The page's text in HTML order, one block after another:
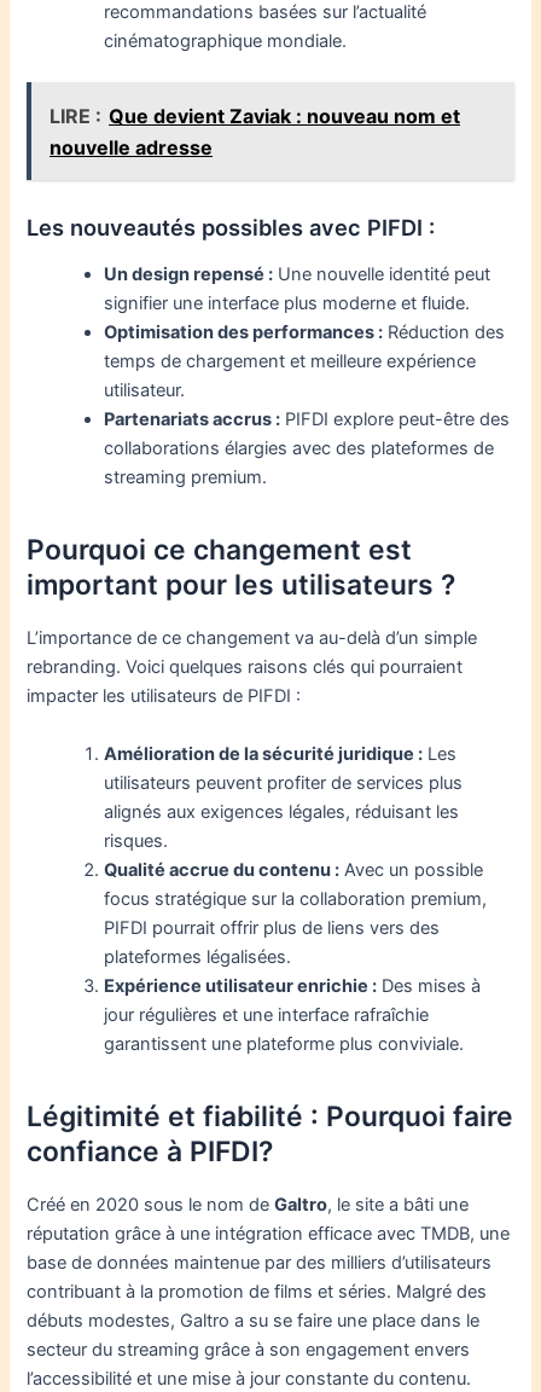
recommandations basées sur l’actualité
cinématographique mondiale.
LIRE : Que devient Zaviak : nouveau nom et
nouvelle adresse
Les nouveautés possibles avec PIFDI :
Un design repensé : Une nouvelle identité peut
signifier une interface plus moderne et fluide.
Optimisation des performances : Réduction des
temps de chargement et meilleure expérience
utilisateur.
Partenariats accrus : PIFDI explore peut-être des
collaborations élargies avec des plateformes de
streaming premium.
Pourquoi ce changement est
important pour les utilisateurs ?
L’importance de ce changement va au-delà d’un simple
rebranding. Voici quelques raisons clés qui pourraient
impacter les utilisateurs de PIFDI :
Amélioration de la sécurité juridique : Les
utilisateurs peuvent profiter de services plus
alignés aux exigences légales, réduisant les
risques.
Qualité accrue du contenu : Avec un possible
focus stratégique sur la collaboration premium,
PIFDI pourrait offrir plus de liens vers des
plateformes légalisées.
Expérience utilisateur enrichie : Des mises à
jour régulières et une interface rafraîchie
garantissent une plateforme plus conviviale.
Légitimité et fiabilité : Pourquoi faire
confiance à PIFDI?
Créé en 2020 sous le nom deGaltro, le site a bâti une
réputation grâce à une intégration efficace avec TMDB, une
base de données maintenue par des milliers d’utilisateurs
contribuant à la promotion de films et séries. Malgré des
débuts modestes, Galtro a su se faire une place dans le
secteur du streaming grâce à son engagement envers
l’accessibilité et une mise à jour constante du contenu.